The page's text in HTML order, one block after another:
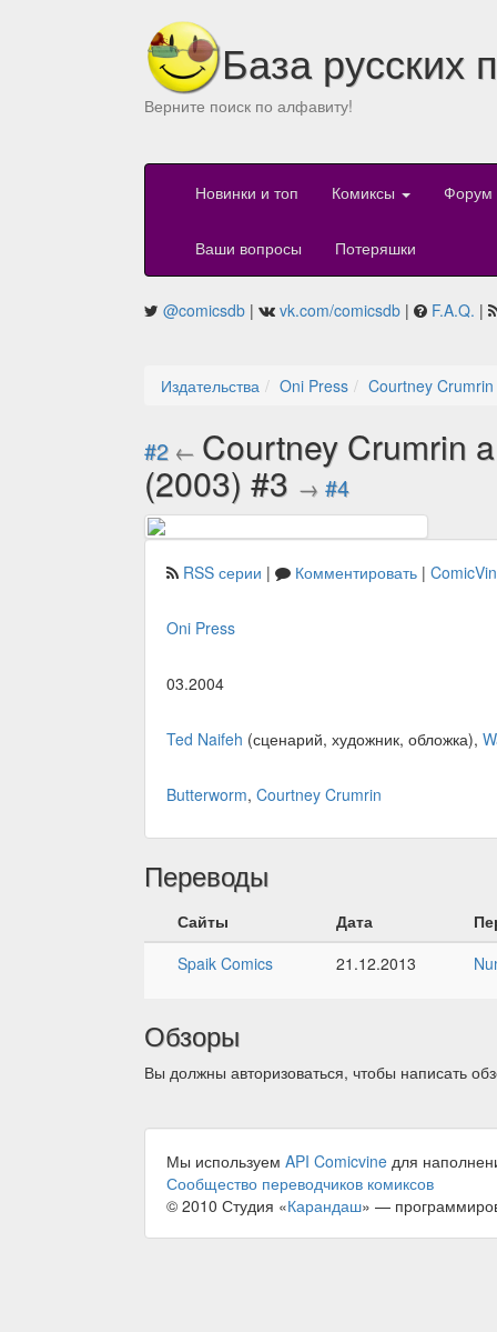
База русских
Верните поиск по алфавиту!
Новинки и топ Комиксы Форум
Ваши вопросы Потеряшки
@comicsdb | vk.com/comicsdb | F.A.Q. |
Издательства Oni Press Courtney
#2 ← Courtney Crumrin
(2003) #3 → #4
RSS серии | Комментировать |
Oni Press
03.2004
Ted Naifeh (сценарий, художник, обложка),
Butterworm, Courtney Crumrin
Переводы
Сайты Дата
Spaik Comics
21.12.2013
Обзоры
Вы должны авторизоваться, чтобы написать
Мы используем API Comicvine для
Сообщество переводчиков комиксов
© 2010 Студия «Карандаш» —